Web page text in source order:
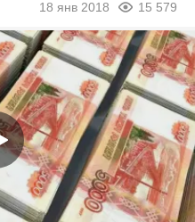
18 янв 2018 15 579